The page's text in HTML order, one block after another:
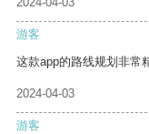
游客
这款app的路线规划非常
2024-04-03
游客